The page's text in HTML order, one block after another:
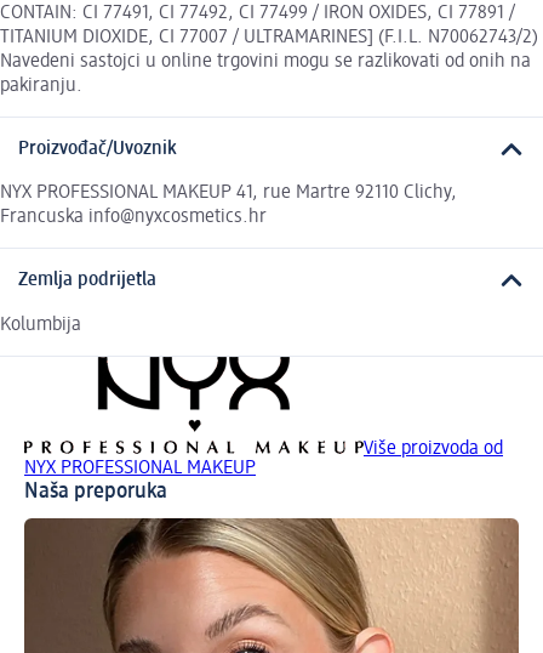
CONTAIN: CI 77491, CI 77492, CI 77499 / IRON OXIDES, CI 77891 /
TITANIUM DIOXIDE, CI 77007 / ULTRAMARINES] (F.I.L. N70062743/2)
Navedeni sastojci u online trgovini mogu se razlikovati od onih na
pakiranju.
Proizvođač/Uvoznik
NYX PROFESSIONAL MAKEUP 41, rue Martre 92110 Clichy,
Francuska info@nyxcosmetics.hr
Zemlja podrijetla
Kolumbija
Više proizvoda od
NYX PROFESSIONAL MAKEUP
Naša preporuka